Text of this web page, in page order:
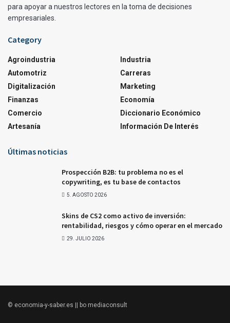
para apoyar a nuestros lectores en la toma de decisiones
empresariales.
Category
Agroindustria
Automotriz
Digitalización
Finanzas
Comercio
Artesanía
Industria
Carreras
Marketing
Economía
Diccionario Económico
Información De Interés
Últimas noticias
Prospección B2B: tu problema no es el
copywriting, es tu base de contactos
5. AGOSTO 2026
Skins de CS2 como activo de inversión:
rentabilidad, riesgos y cómo operar en el mercado
29. JULIO 2026
© economia-y-saber.es || bo mediaconsult